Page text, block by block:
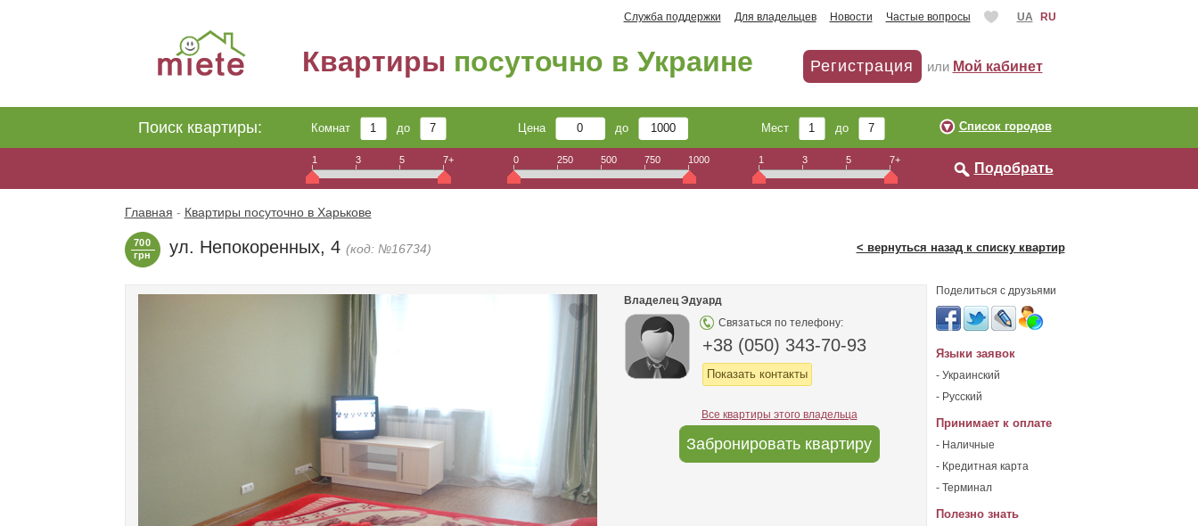
Служба поддержки Для владельцев Новости Частые вопросы UARU
Квартиры посуточно в Украине Регистрация или Мой кабинет
Поиск квартиры: Комнат до Цена до Мест до Список городов
1 3 5 7+ 0 250 500 750 1000 1 3 5 7+
Подобрать
Главная - Квартиры посуточно в Харькове
< вернуться назад к списку квартир
700
грн
ул. Непокоренных, 4 (код: №16734)
Поделиться с друзьями
Языки заявок
- Украинский
- Русский
Принимает к оплате
- Наличные
- Кредитная карта
- Терминал
Полезно знать
Владелец Эдуард
Связаться по телефону:
+38 (050) 343-70-93
Показать контакты
Все квартиры этого владельца
Забронировать квартиру